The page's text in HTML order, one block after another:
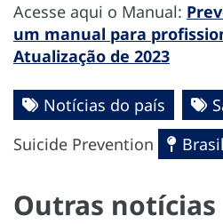
Acesse aqui o Manual:
um manual para
Atualização de 2023
Notícias do país
Suicide Prevention
Brasil
Outras notícias